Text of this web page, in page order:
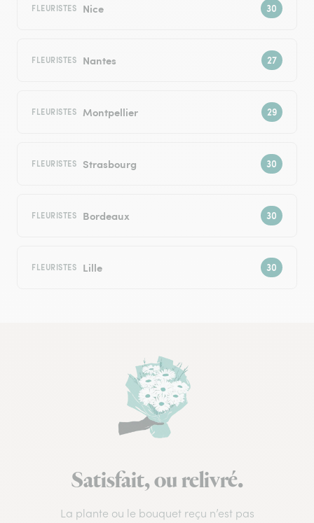
FLEURISTES Nice
FLEURISTES Nantes
FLEURISTES Montpellier
FLEURISTES Strasbourg
FLEURISTES Bordeaux
FLEURISTES Lille
Satisfait, ou relivré.
La plante ou le bouquet reçu n’est pas